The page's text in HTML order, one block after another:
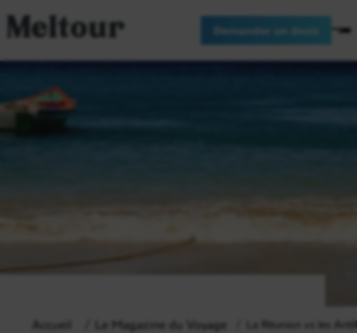
Meltour Demander un devis
Accueil Le Magazine du Voyage La Réunion vs les